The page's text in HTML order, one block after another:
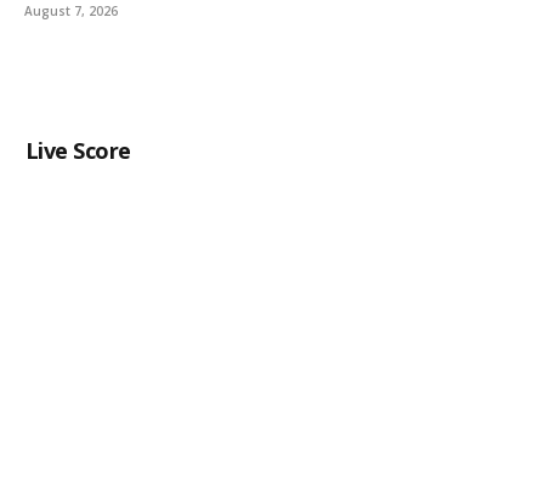
August 7, 2026
Live Score